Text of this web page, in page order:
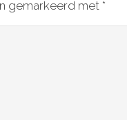
gemarkeerd met *